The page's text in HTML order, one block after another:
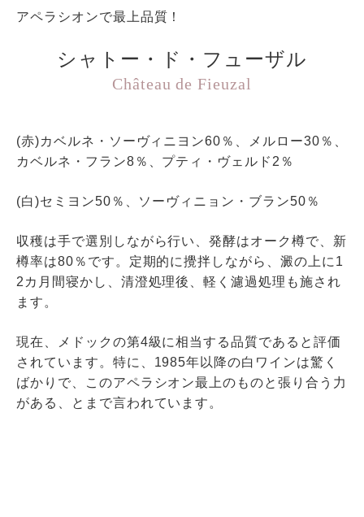
アペラシオンで最上品質！
シャトー・ド・フューザル
Château de Fieuzal
(赤)カベルネ・ソーヴィニヨン60％、メルロー30％、
カベルネ・フラン8％、プティ・ヴェルド2％
(白)セミヨン50％、ソーヴィニョン・ブラン50％
収穫は手で選別しながら行い、発酵はオーク樽で、新
樽率は80％です。定期的に攪拌しながら、澱の上に1
2カ月間寝かし、清澄処理後、軽く濾過処理も施され
ます。
現在、メドックの第4級に相当する品質であると評価
されています。特に、1985年以降の白ワインは驚く
ばかりで、このアペラシオン最上のものと張り合う力
がある、とまで言われています。